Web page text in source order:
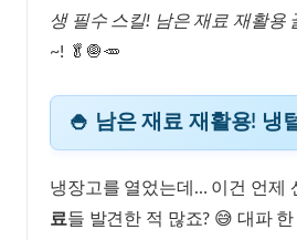
생 필수 스킬! 남은 재료 재활용
~! 🥬🧅🥕
냉장고를 열었는데… 이건 언제
료들 발견한 적 많죠? 😅 대파